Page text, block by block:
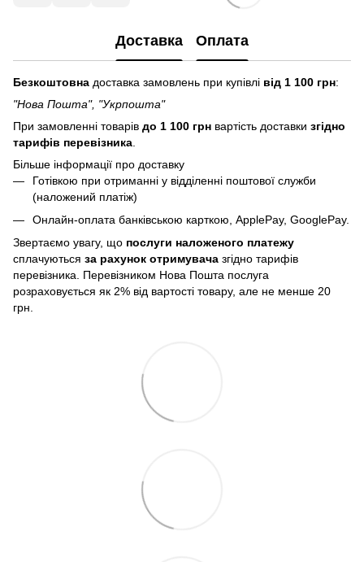
Доставка Оплата
Безкоштовна доставка замовлень при купівлі від 1 100 грн:
"Нова Пошта", "Укрпошта"
При замовленні товарів до 1 100 грн вартість доставки згідно
тарифів перевізника
Більше інформації про доставку
Готівкою при отриманні у відділенні поштової служби
(наложений платіж)
Онлайн-оплата банківською карткою, ApplePay, GooglePay.
Звертаємо увагу, що послуги наложеного платежу
сплачуються за рахунок отримувача згідно тарифів
перевізника. Перевізником Нова Пошта послуга
розраховується як 2% від вартості товару, але не менше 20
грн.